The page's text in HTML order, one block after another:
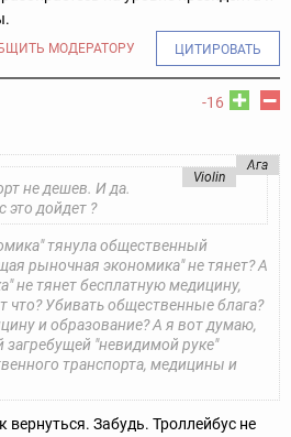
МОДЕРАТОРУ ЦИТИРОВАТЬ
-16
Ага
Violin
не дешев. И да.
это дойдет ?
тянула общественный
рыночная экономика" не тянет?А
не тянет бесплатную медицину,
что? Убивать общественные блага?
и образование?А я вот думаю,
загребущей "невидимой руке"
транспорта, медицины и
вернуться. Забудь. Троллейбус не